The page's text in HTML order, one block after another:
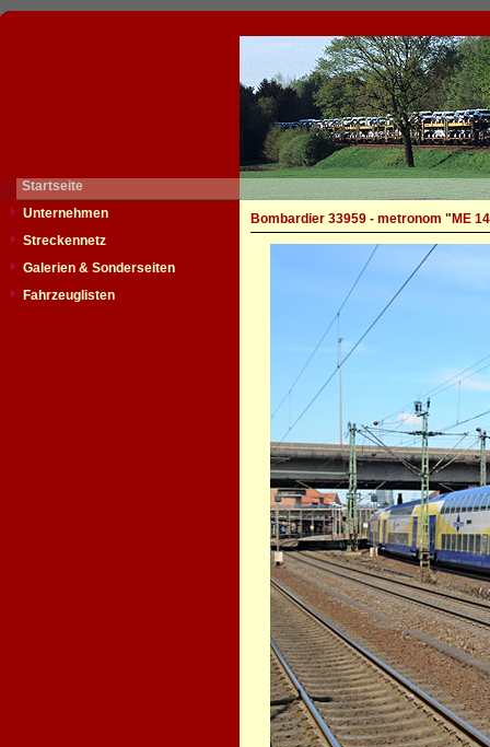
Startseite
Unternehmen
Streckennetz
Galerien & Sonderseiten
Fahrzeuglisten
Bombardier 33959 - metronom "ME